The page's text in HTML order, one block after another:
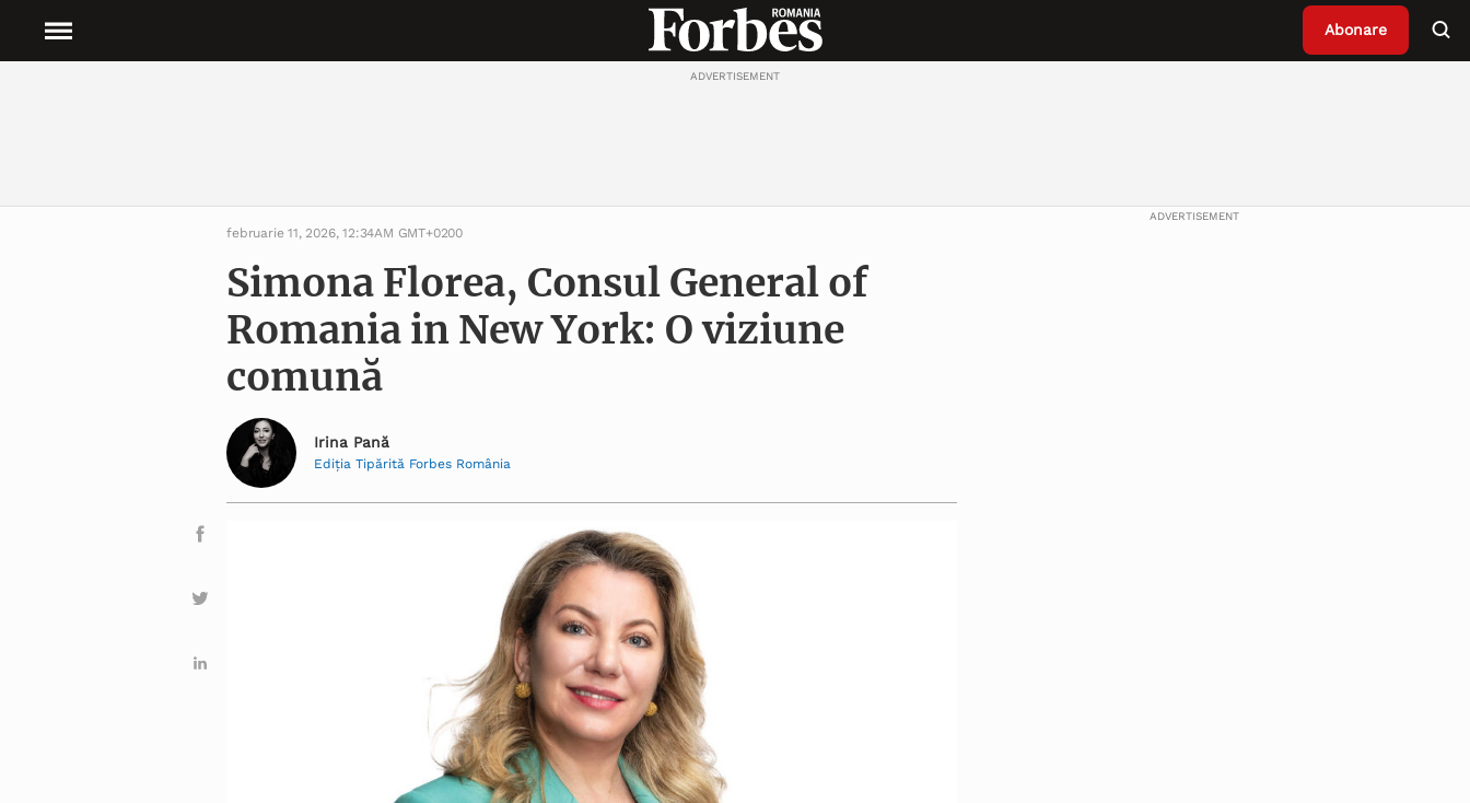
Abonare
ADVERTISEMENT
februarie 11, 2026, 12:34AM GMT+0200
Simona Florea, Consul General of
Romania in New York: O viziune
comună
Irina Pană
Ediția Tipărită Forbes România